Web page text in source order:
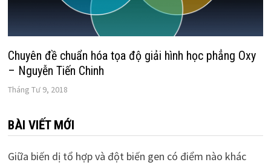
Chuyên đề chuẩn hóa tọa độ giải hình học phẳng Oxy
– Nguyễn Tiến Chinh
Tháng Tư 9, 2018
BÀI VIẾT MỚI
Giữa biến dị tổ hợp và đột biến gen có điểm nào khác